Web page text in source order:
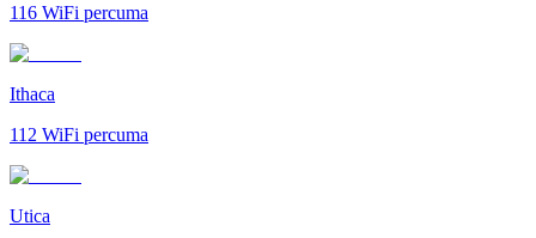
116 WiFi percuma
Ithaca
112 WiFi percuma
Utica